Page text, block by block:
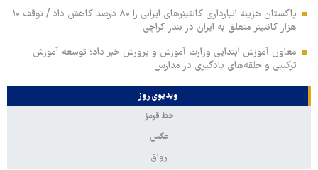
پاکستان هزینه انبارداری کانتینرهای ایرانی را ۸۰ درصد کاهش داد / توقف ۱۰
هزار کانتینر متعلق به ایران در بندر کراچی
معاون آموزش ابتدایی وزارت آموزش و پرورش خبر داد؛ توسعه آموزش
ترکیبی و حلقه‌های یادگیری در مدارس
ویدیوی روز
خط قرمز
عکس
رواق